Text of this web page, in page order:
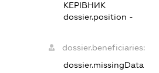
КЕРІВНИК
dossier.position -
dossier.beneficiaries:
dossier.missingData